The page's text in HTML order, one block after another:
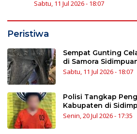
Sabtu, 11 Jul 2026 - 18:07
Peristiwa
Sempat Gunting
di Samora
Sabtu, 11 Jul 2026 - 18:07
Polisi Tangkap
Kabupaten di
Senin, 20 Jul 2026 - 17:35